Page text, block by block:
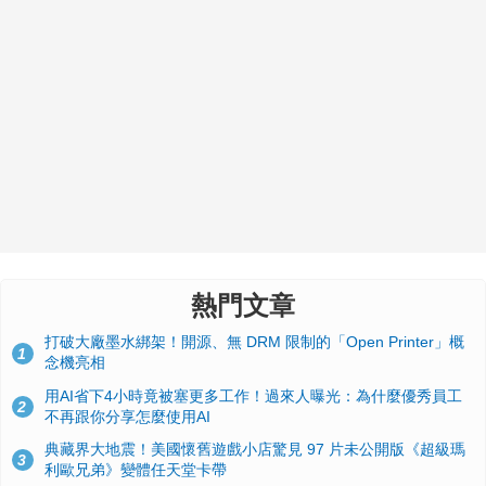
熱門文章
1
打破大廠墨水綁架！開源、無 DRM 限制的「Open Printer」概
念機亮相
2
用AI省下4小時竟被塞更多工作！過來人曝光：為什麼優秀員工
不再跟你分享怎麼使用AI
3
典藏界大地震！美國懷舊遊戲小店驚見 97 片未公開版《超級瑪
利歐兄弟》變體任天堂卡帶